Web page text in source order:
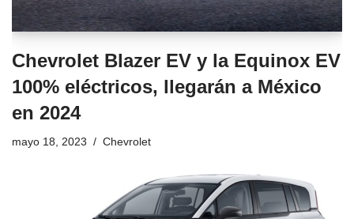
Chevrolet Blazer EV y la Equinox EV
100% eléctricos, llegarán a México
en 2024
mayo 18, 2023 Chevrolet